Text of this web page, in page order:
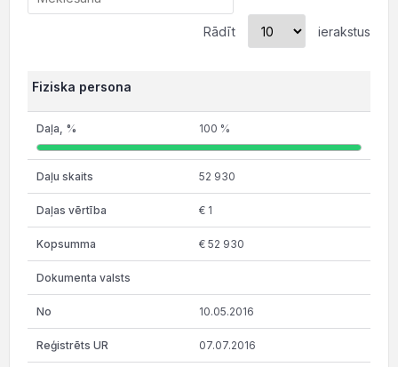
Rādīt ierakstus
Fiziska persona
100 %
52 930
€ 1
€ 52 930
10.05.2016
07.07.2016